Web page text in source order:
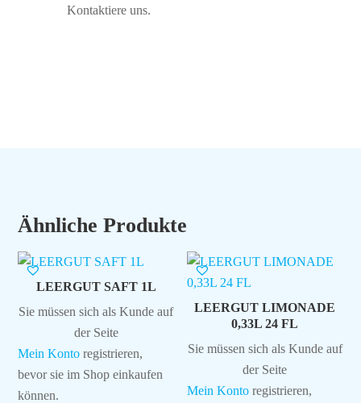
Kontaktiere uns.
Ähnliche Produkte
LEERGUT SAFT 1L
Sie müssen sich als Kunde auf
der Seite
Mein Konto registrieren,
bevor sie im Shop einkaufen
können.
LEERGUT LIMONADE
0,33L 24 FL
Sie müssen sich als Kunde auf
der Seite
Mein Konto registrieren,